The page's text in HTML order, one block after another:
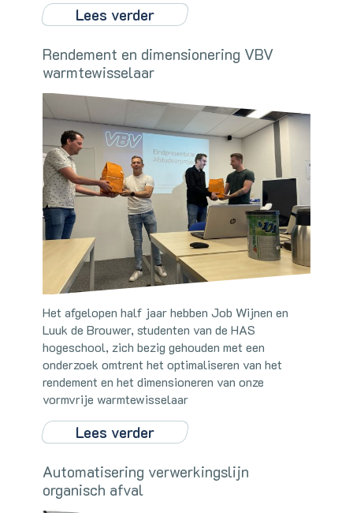
Lees verder
Rendement en dimensionering VBV
warmtewisselaar
Het afgelopen half jaar hebben Job Wijnen en
Luuk de Brouwer, studenten van de HAS
hogeschool, zich bezig gehouden met een
onderzoek omtrent het optimaliseren van het
rendement en het dimensioneren van onze
vormvrije warmtewisselaar
Lees verder
Automatisering verwerkingslijn
organisch afval